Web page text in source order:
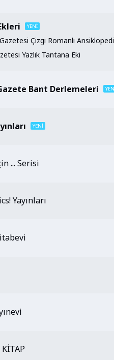
Çizgi Romanlı Ansiklopedi
Yazlık Tantana Eki
Bant Derlemeleri
... Serisi
Yayınları